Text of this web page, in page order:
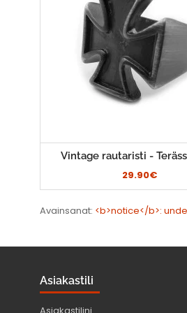
Vintage rautaristi -
29.90€
Avainsanat: <b>notice</b>:
Asiakastili